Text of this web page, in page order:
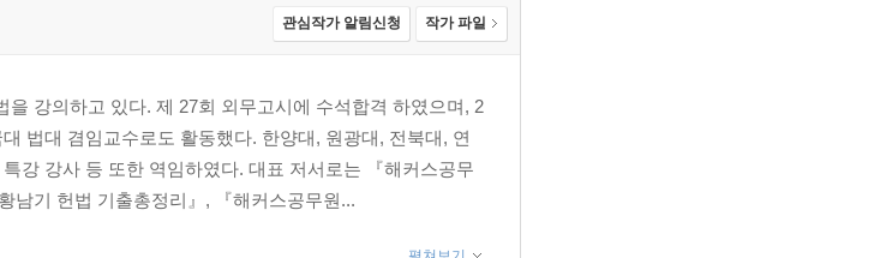
관심작가 알림신청 작가 파일
강의하고 있다. 제 27회 외무고시에 수석합격 하였으며, 2
법대 겸임교수로도 활동했다. 한양대, 원광대, 전북대, 연
강 강사 등 또한 역임하였다. 대표 저서로는 『해커스공무
남기 헌법 기출총정리』, 『해커스공무원...